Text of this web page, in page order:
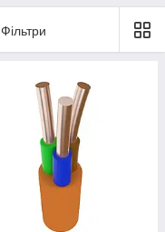
Фільтри